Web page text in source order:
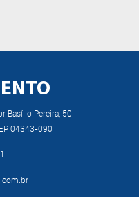
Basílio Pereira, 50
04343-090